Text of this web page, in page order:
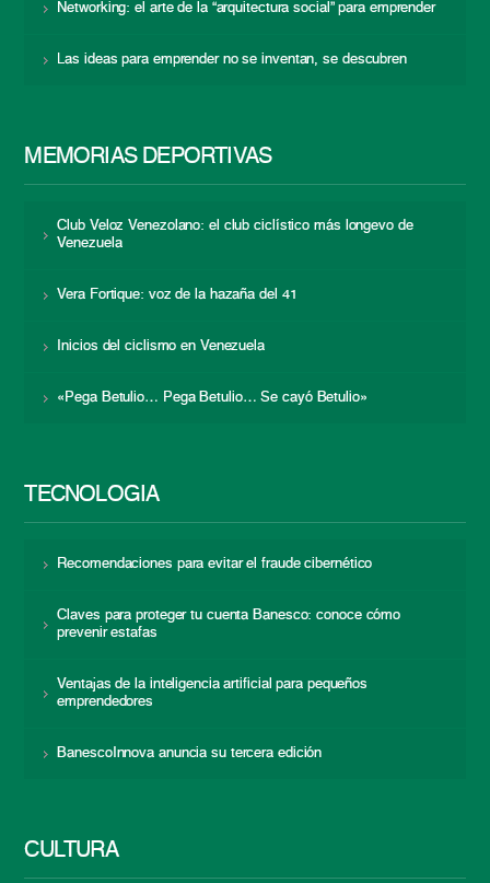
Networking: el arte de la “arquitectura social” para emprender
Las ideas para emprender no se inventan, se descubren
MEMORIAS DEPORTIVAS
Club Veloz Venezolano: el club ciclístico más longevo de
Venezuela
Vera Fortique: voz de la hazaña del 41
Inicios del ciclismo en Venezuela
«Pega Betulio… Pega Betulio… Se cayó Betulio»
TECNOLOGÍA
Recomendaciones para evitar el fraude cibernético
Claves para proteger tu cuenta Banesco: conoce cómo
prevenir estafas
Ventajas de la inteligencia artificial para pequeños
emprendedores
BanescoInnova anuncia su tercera edición
CULTURA